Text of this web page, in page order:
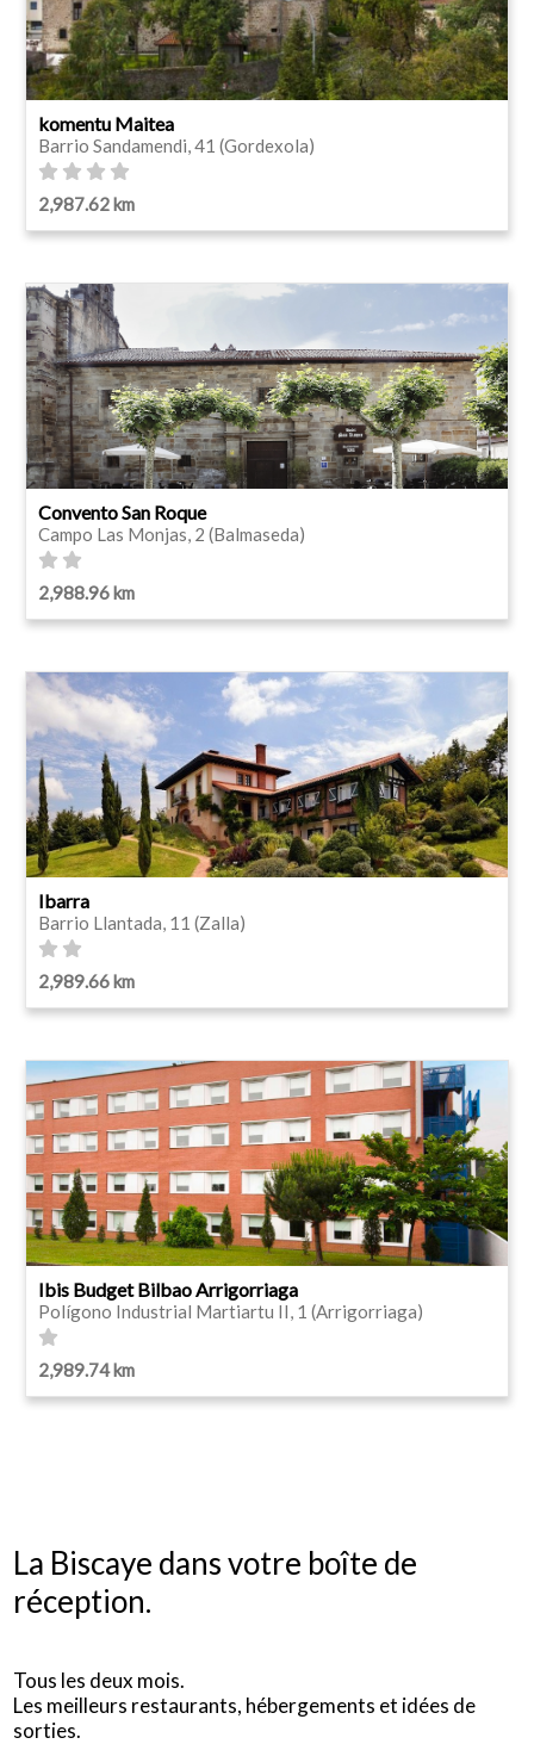
komentu Maitea
Barrio Sandamendi, 41 (Gordexola)
2,987.62 km
Convento San Roque
Campo Las Monjas, 2 (Balmaseda)
2,988.96 km
Ibarra
Barrio Llantada, 11 (Zalla)
2,989.66 km
Ibis Budget Bilbao Arrigorriaga
Polígono Industrial Martiartu II, 1 (Arrigorriaga)
2,989.74 km
La Biscaye dans votre boîte de
réception.
Tous les deux mois.
Les meilleurs restaurants, hébergements et idées de
sorties.